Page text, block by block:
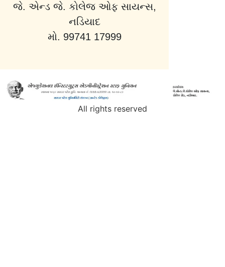
જે. એન્ડ જે. કોલેજ ઓફ સાયન્સ,
નડિયાદ
મો. 99741 17999
All rights reserved